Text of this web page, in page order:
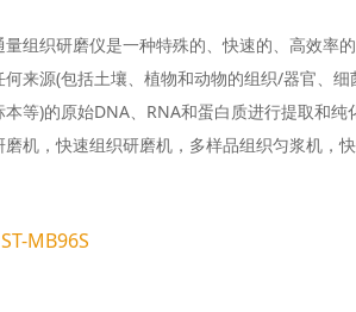
量组织研磨仪是一种特殊的、快速的、高效率
何来源(包括土壤、植物和动物的组织/器官、
等)的原始DNA、RNA和蛋白质进行提取和纯
机，快速组织研磨机，多样品组织匀浆机，快
ST-MB96S